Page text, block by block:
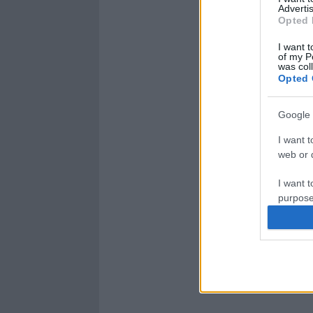
Opted
I want
of my
was
Opted
Google
I want
web or
I want
I want
I want